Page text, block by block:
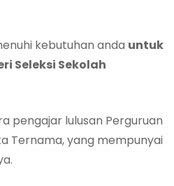
kebutuhan anda untuk
Seleksi Sekolah
pengajar lulusan Perguruan
Ternama, yang mempunyai